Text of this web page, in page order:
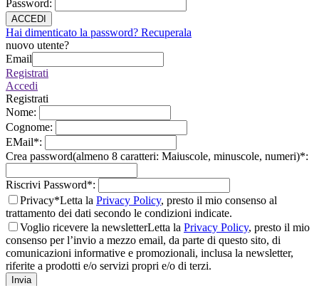
Password:
ACCEDI
Hai dimenticato la password? Recuperala
nuovo utente?
Email
Registrati
Accedi
Registrati
Nome:
Cognome:
EMail*:
Crea password(almeno 8 caratteri: Maiuscole, minuscole, numeri)*:
Riscrivi Password*:
Privacy*Letta la Privacy Policy, presto il mio consenso al
trattamento dei dati secondo le condizioni indicate.
Voglio ricevere la newsletterLetta la Privacy Policy, presto il mio
consenso per l’invio a mezzo email, da parte di questo sito, di
comunicazioni informative e promozionali, inclusa la newsletter,
riferite a prodotti e/o servizi propri e/o di terzi.
Invia